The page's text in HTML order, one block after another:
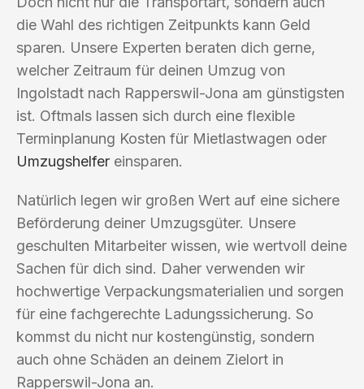
die Wahl des richtigen Zeitpunkts kann Geld
sparen. Unsere Experten beraten dich gerne,
welcher Zeitraum für deinen Umzug von
Ingolstadt nach Rapperswil-Jona am günstigsten
ist. Oftmals lassen sich durch eine flexible
Terminplanung Kosten für Mietlastwagen oder
Umzugshelfer einsparen.
Natürlich legen wir großen Wert auf eine sichere
Beförderung deiner Umzugsgüter. Unsere
geschulten Mitarbeiter wissen, wie wertvoll deine
Sachen für dich sind. Daher verwenden wir
hochwertige Verpackungsmaterialien und sorgen
für eine fachgerechte Ladungssicherung. So
kommst du nicht nur kostengünstig, sondern
auch ohne Schäden an deinem Zielort in
Rapperswil-Jona an.